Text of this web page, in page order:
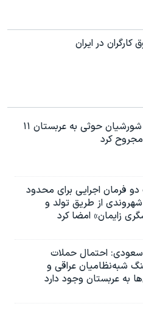
در ایران
حمله شورشیان حوثی به عربستان ۱۱
مجروح کرد
دو فرمان اجرایی برای محدود
از طریق تولد و
زایمان» امضا کرد
احتمال حملات
شبه‌نظامیان عراقی و
به عربستان وجود دارد